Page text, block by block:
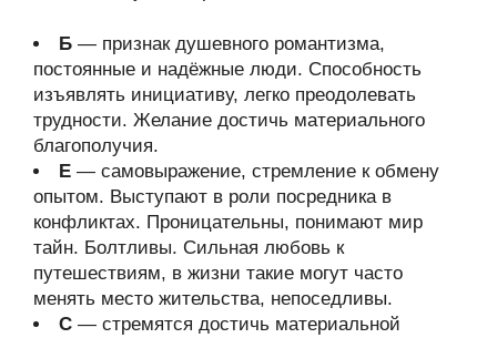
Б — признак душевного романтизма,
постоянные и надёжные люди. Способность
изъявлять инициативу, легко преодолевать
трудности. Желание достичь материального
благополучия.
Е — самовыражение, стремление к обмену
опытом. Выступают в роли посредника в
конфликтах. Проницательны, понимают мир
тайн. Болтливы. Сильная любовь к
путешествиям, в жизни такие могут часто
менять место жительства, непоседливы.
С — стремятся достичь материальной